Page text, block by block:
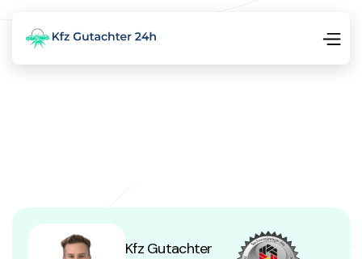
Kfz Gutachter